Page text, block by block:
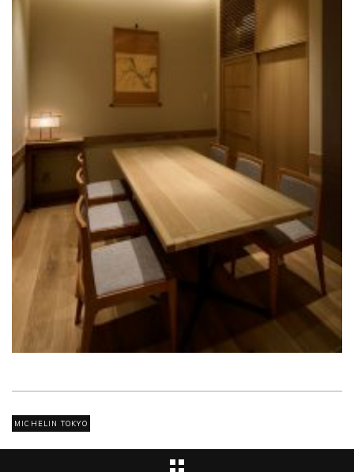
MICHELIN TOKYO